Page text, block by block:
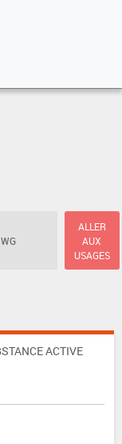
ALLER
AUX
USAGES
ACTIVE